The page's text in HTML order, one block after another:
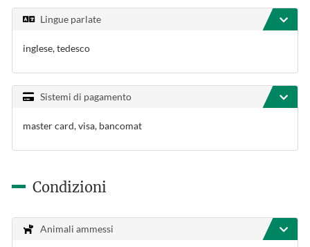
Lingue parlate
inglese, tedesco
Sistemi di pagamento
master card, visa, bancomat
Condizioni
Animali ammessi